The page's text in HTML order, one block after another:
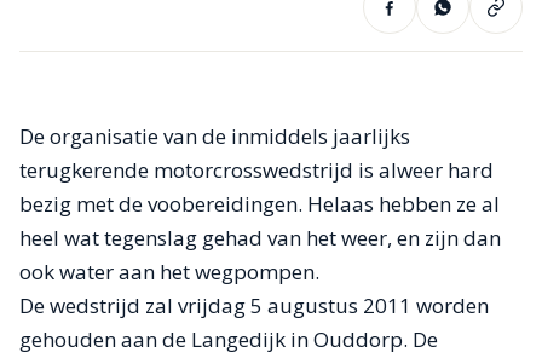
De organisatie van de inmiddels jaarlijks
terugkerende motorcrosswedstrijd is alweer hard
bezig met de voobereidingen. Helaas hebben ze al
heel wat tegenslag gehad van het weer, en zijn dan
ook water aan het wegpompen.
De wedstrijd zal vrijdag 5 augustus 2011 worden
gehouden aan de Langedijk in Ouddorp. De